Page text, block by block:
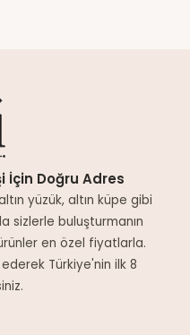
İçin Doğru Adres
yüzük, altın küpe gibi
sizlerle buluşturmanın
en özel fiyatlarla.
Türkiye'nin ilk 8